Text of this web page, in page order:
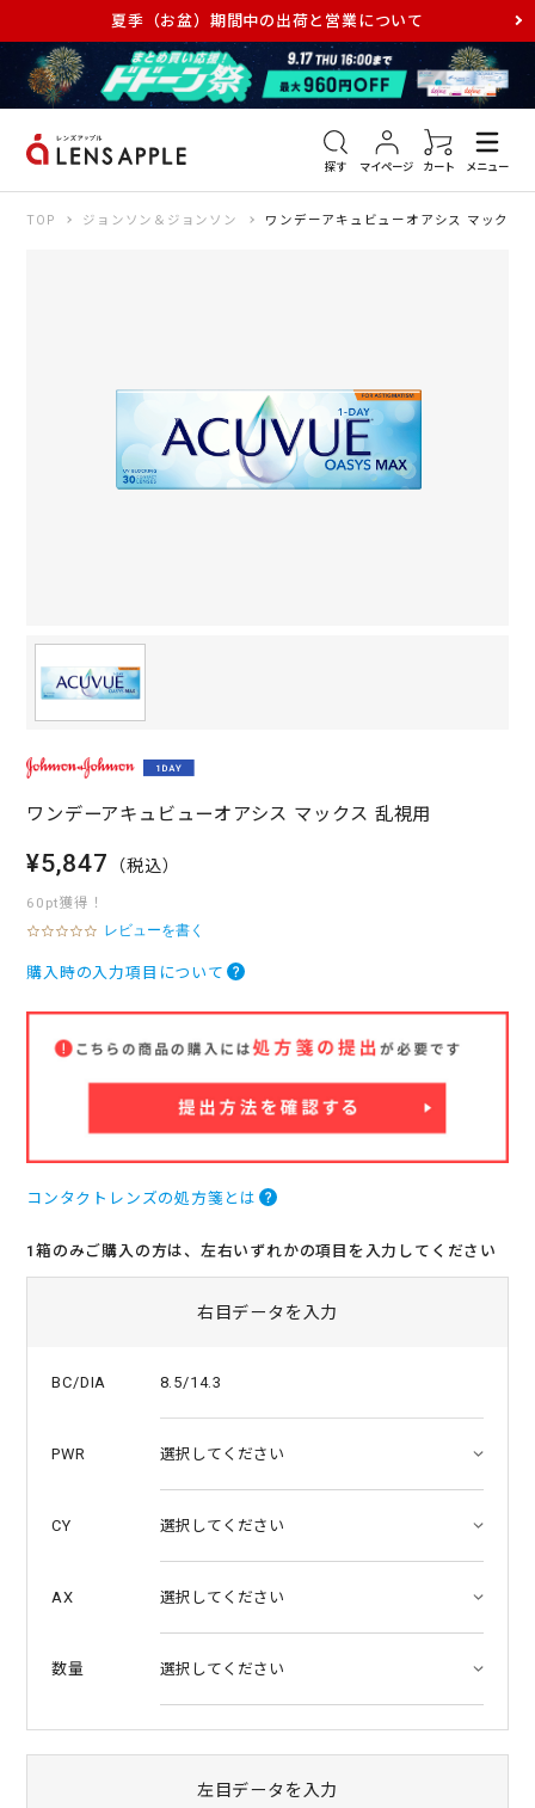
夏季（お盆）期間中の出荷と営業について
探す マイページ カート メニュー
アキュビュー メダリスト メガネ
TOP ジョンソン＆ジョンソン ワンデーアキュビューオアシス マックス
ワンデーアキュビューオアシス マックス 乱視用
¥5,847 （税込）
60pt獲得！
0
0
t
r
i
レビューを書く
購入時の入力項目について
コンタクトレンズの処方箋とは
1箱のみご購入の方は、左右いずれかの項目を入力してください
右目データを入力
BC/DIA 8.5/14.3
PWR
CY
AX
数量
左目データを入力